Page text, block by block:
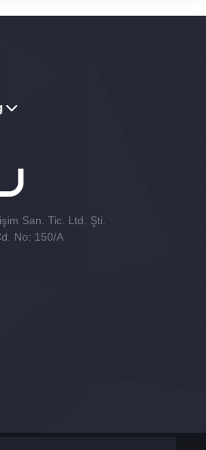
San. Tic. Ltd. Şti.
No: 150/A